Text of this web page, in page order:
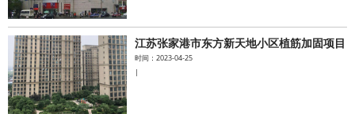
江苏张家港市东方新天地小区植筋加固项目
时间：2023-04-25
|